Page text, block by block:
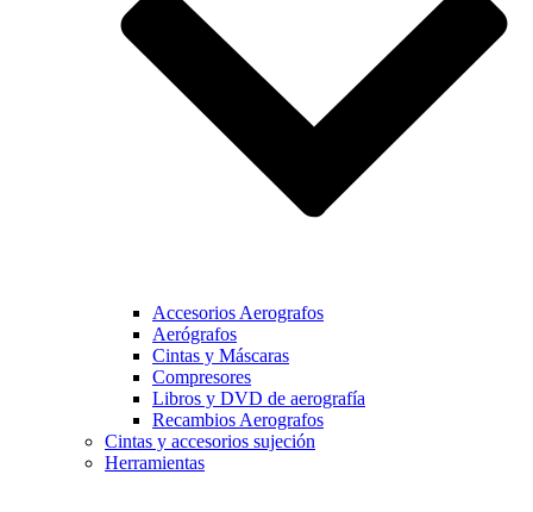
Accesorios Aerografos
Aerógrafos
Cintas y Máscaras
Compresores
Libros y DVD de aerografía
Recambios Aerografos
Cintas y accesorios sujeción
Herramientas